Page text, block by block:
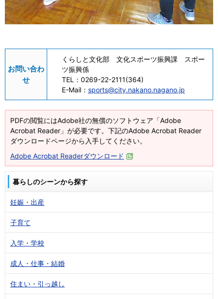
お問い合わ
せ
くらしと文化部 文化スポーツ振興課 スポー
ツ振興係
TEL： 0269-22-2111(364)
E-Mail： sports@city.nakano.nagano.jp
PDFの閲覧にはAdobe社の無償のソフトウェア「Adobe
Acrobat Reader」が必要です。下記のAdobe Acrobat Reader
ダウンロードページから入手してください。
Adobe Acrobat Readerダウンロード
暮らしのシーンから探す
妊娠・出産
子育て
入学・学校
成人・仕事・結婚
住まい・引っ越し